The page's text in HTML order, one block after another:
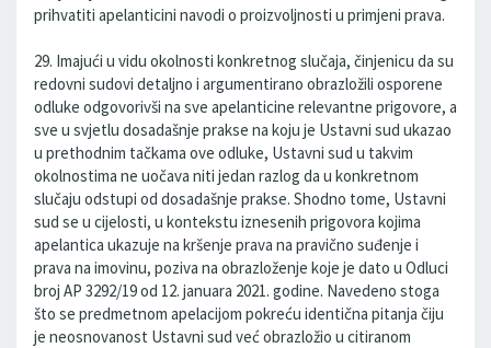
prihvatiti apelanticini navodi o proizvoljnosti u primjeni prava.
29. Imajući u vidu okolnosti konkretnog slučaja, činjenicu da su
redovni sudovi detaljno i argumentirano obrazložili osporene
odluke odgovorivši na sve apelanticine relevantne prigovore, a
sve u svjetlu dosadašnje prakse na koju je Ustavni sud ukazao
u prethodnim tačkama ove odluke, Ustavni sud u takvim
okolnostima ne uočava niti jedan razlog da u konkretnom
slučaju odstupi od dosadašnje prakse. Shodno tome, Ustavni
sud se u cijelosti, u kontekstu iznesenih prigovora kojima
apelantica ukazuje na kršenje prava na pravično suđenje i
prava na imovinu, poziva na obrazloženje koje je dato u Odluci
broj AP 3292/19 od 12. januara 2021. godine. Navedeno stoga
što se predmetnom apelacijom pokreću identična pitanja čiju
je neosnovanost Ustavni sud već obrazložio u citiranom